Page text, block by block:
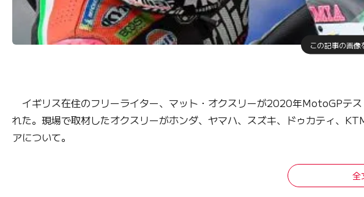
この記事の画像
イギリス在住のフリーライター、マット・オクスリーが2020年MotoGPテ
れた。現場で取材したオクスリーがホンダ、ヤマハ、スズキ、ドゥカティ、
アについて。
全